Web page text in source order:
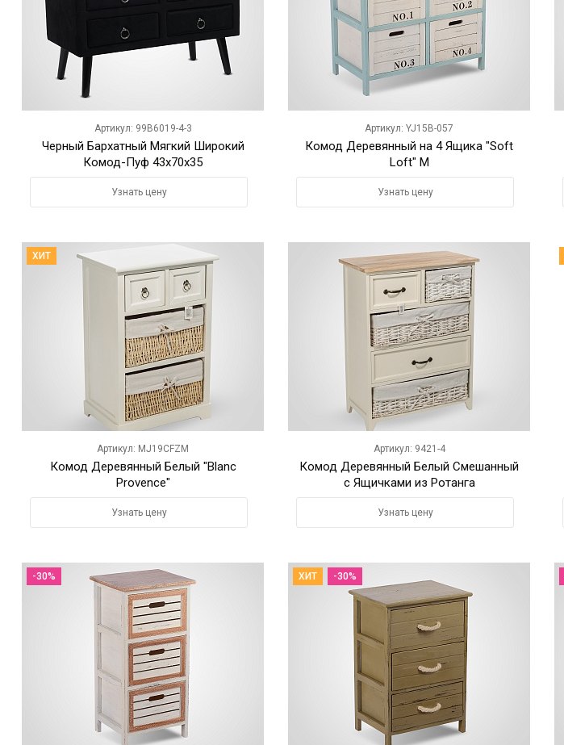
Артикул: 99B6019-4-3
Черный Бархатный Мягкий Широкий
Комод-Пуф 43х70х35
Узнать цену
Артикул: YJ15B-057
Комод Деревянный на 4 Ящика "Soft
Loft" M
Узнать цену
ХИТ
Артикул: MJ19CFZM
Комод Деревянный Белый "Blanc
Provence"
Узнать цену
Артикул: 9421-4
Комод Деревянный Белый Смешанный
с Ящичками из Ротанга
Узнать цену
-30% ХИТ -30%